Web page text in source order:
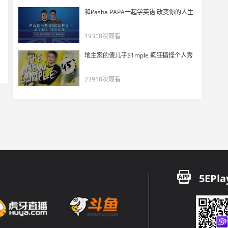
和Pasha PAPA一起学英语 改变你的人生
19318次观看
地主家的傻儿子S1mple 疯狂搞怪个人秀
23918次观看